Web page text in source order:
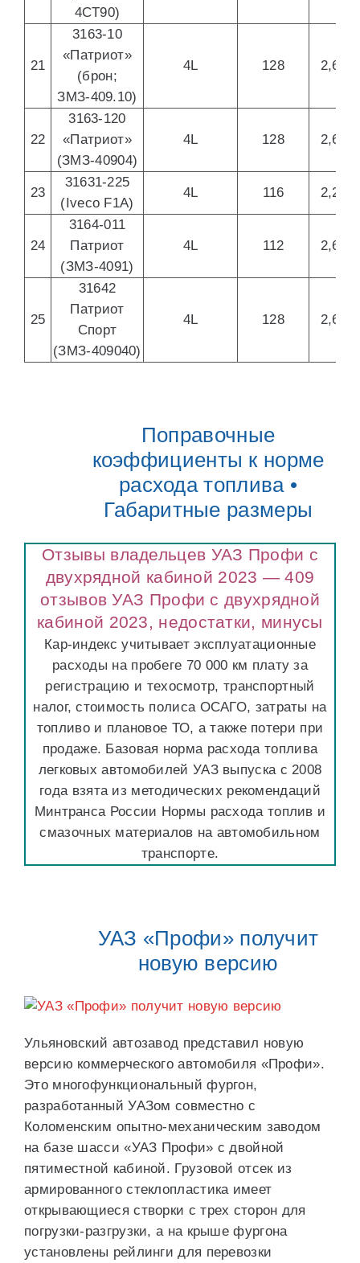
4CT90)
21
3163-10
«Патриот»
(брон;
ЗМЗ-409.10)
4L 128 2,693
22
3163-120
«Патриот»
(ЗМЗ-40904)
4L 128 2,693
23
31631-225
(Iveco F1A)
4L 116 2,287
24
3164-011
Патриот
(ЗМЗ-4091)
4L 112 2,693
25
31642
Патриот
Спорт
(ЗМЗ-409040)
4L 128 2,693
Поправочные
коэффициенты к норме
расхода топлива •
Габаритные размеры
Отзывы владельцев УАЗ Профи с
двухрядной кабиной 2023 — 409
отзывов УАЗ Профи с двухрядной
кабиной 2023, недостатки, минусы
Кар-индекс учитывает эксплуатационные
расходы на пробеге 70 000 км плату за
регистрацию и техосмотр, транспортный
налог, стоимость полиса ОСАГО, затраты на
топливо и плановое ТО, а также потери при
продаже. Базовая норма расхода топлива
легковых автомобилей УАЗ выпуска с 2008
года взята из методических рекомендаций
Минтранса России Нормы расхода топлив и
смазочных материалов на автомобильном
транспорте.
УАЗ «Профи» получит
новую версию
Ульяновский автозавод представил новую
версию коммерческого автомобиля «Профи».
Это многофункциональный фургон,
разработанный УАЗом совместно с
Коломенским опытно-механическим заводом
на базе шасси «УАЗ Профи» с двойной
пятиместной кабиной. Грузовой отсек из
армированного стеклопластика имеет
открывающиеся створки с трех сторон для
погрузки-разгрузки, а на крыше фургона
установлены рейлинги для перевозки